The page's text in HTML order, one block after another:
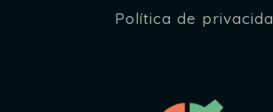
Política de